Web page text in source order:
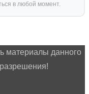
в любой момент.
материалы данного